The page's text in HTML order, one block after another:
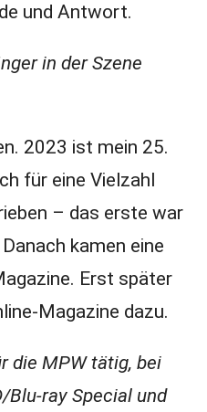
und Antwort.
in der Szene
2023 ist mein 25.
für eine Vielzahl
– das erste war
kamen eine
Erst später
Magazine dazu.
die MPW tätig, bei
Blu-ray Special und